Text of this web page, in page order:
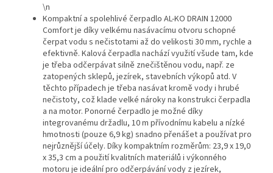
\n
Kompaktní a spolehlivé čerpadlo AL-KO DRAIN 12000
Comfort je díky velkému nasávacímu otvoru schopné
čerpat vodu s nečistotami až do velikosti 30 mm, rychle a
efektivně. Kalová čerpadla nachází využití všude tam, kde
je třeba odčerpávat silně znečištěnou vodu, např. ze
zatopených sklepů, jezírek, stavebních výkopů atd. V
těchto případech je třeba nasávat kromě vody i hrubé
nečistoty, což klade velké nároky na konstrukci čerpadla
a na motor. Ponorné čerpadlo je možné díky
integrovanému držadlu, 10 m přívodnímu kabelu a nízké
hmotnosti (pouze 6,9 kg) snadno přenášet a používat pro
nejrůznější účely. Díky kompaktním rozměrům: 23,9 x 19,0
x 35,3 cm a použití kvalitních materiálů i výkonného
motoru je ideální pro odčerpávání vody z jezírek,